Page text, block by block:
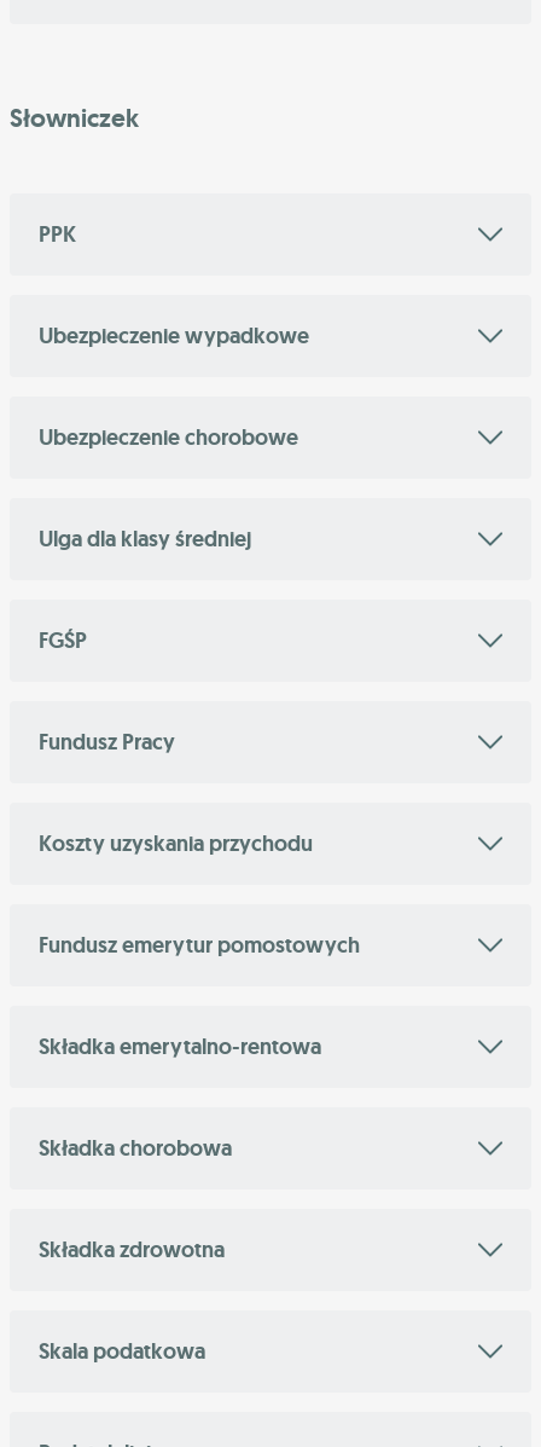
Słowniczek
PPK
Ubezpieczenie wypadkowe
Ubezpieczenie chorobowe
Ulga dla klasy średniej
FGŚP
Fundusz Pracy
Koszty uzyskania przychodu
Fundusz emerytur pomostowych
Składka emerytalno-rentowa
Składka chorobowa
Składka zdrowotna
Skala podatkowa